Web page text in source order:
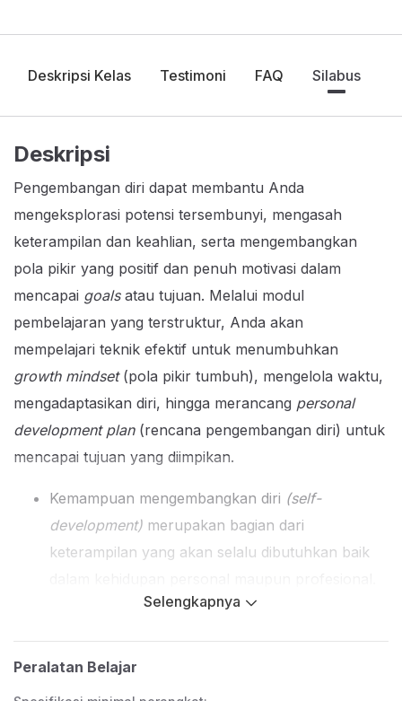
Deskripsi Kelas Testimoni FAQ Silabus
Deskripsi
Pengembangan diri dapat membantu Anda
mengeksplorasi potensi tersembunyi, mengasah
keterampilan dan keahlian, serta mengembangkan
pola pikir yang positif dan penuh motivasi dalam
mencapai goals atau tujuan. Melalui modul
pembelajaran yang terstruktur, Anda akan
mempelajari teknik efektif untuk menumbuhkan
growth mindset (pola pikir tumbuh), mengelola waktu,
mengadaptasikan diri, hingga merancang personal
development plan(rencana pengembangan diri) untuk
mencapai tujuan yang diimpikan.
Kemampuan mengembangkan diri (self-
development) merupakan bagian dari
keterampilan yang akan selalu dibutuhkan baik
Strategi pengembangan diri yang dipelajari di
diri(self awareness),
Selengkapnya
Peralatan Belajar